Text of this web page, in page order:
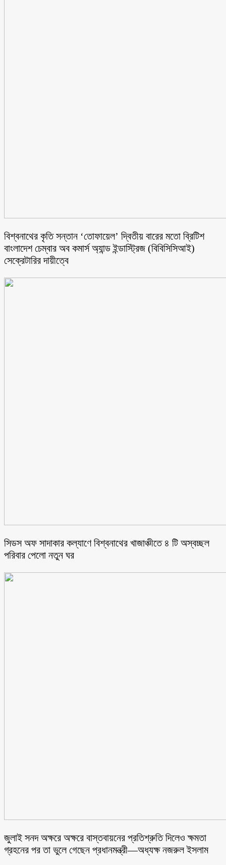
বিশ্বনাথের কৃতি সন্তান ‘তোফায়েল’ দ্বিতীয় বারের মতো ব্রিটিশ
বাংলাদেশ চেম্বার অব কমার্স অ্যান্ড ইন্ডাস্ট্রিজ (বিবিসিসিআই)
সেক্রেটারির দায়ীত্বে
সিডস অফ সাদাকার কল্যাণে বিশ্বনাথের খাজাঞ্চীতে ৪ টি অস্বচ্ছল
পরিবার পেলো নতুন ঘর
জুলাই সনদ অক্ষরে অক্ষরে বাস্তবায়নের প্রতিশ্রুতি দিলেও ক্ষমতা
গ্রহনের পর তা ভুলে গেছেন প্রধানমন্ত্রী—অধ্যক্ষ নজরুল ইসলাম